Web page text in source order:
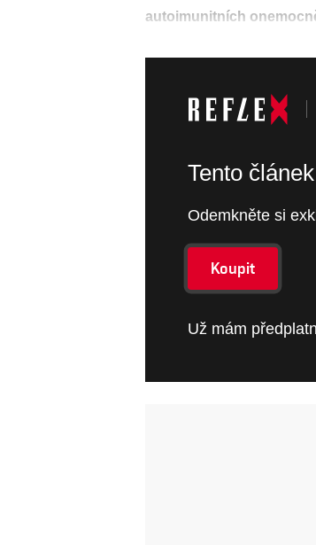
autoimunitních
Tento
Odemkněte si
Koupit
Už mám